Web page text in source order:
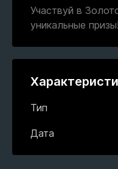
Участвуй в
уникальные призы!
Тип
Дата